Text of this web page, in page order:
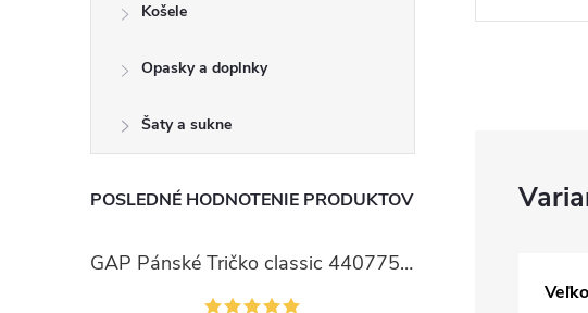
Košele
Opasky a doplnky
Šaty a sukne
POSLEDNÉ HODNOTENIE PRODUKTOV
GAP Pánské Tričko classic 440775-00